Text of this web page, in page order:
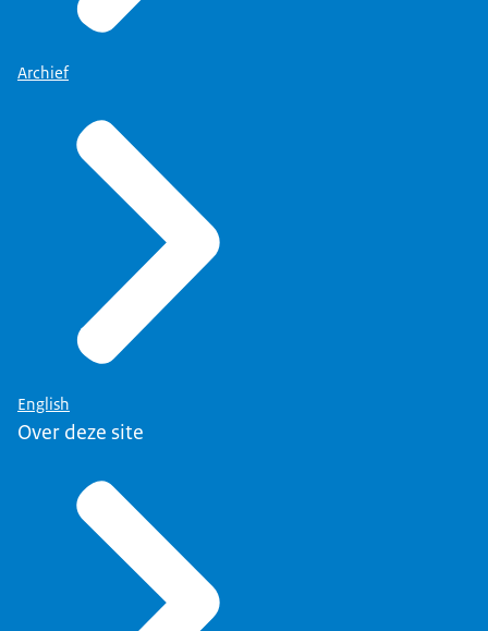
Archief
English
Over deze site